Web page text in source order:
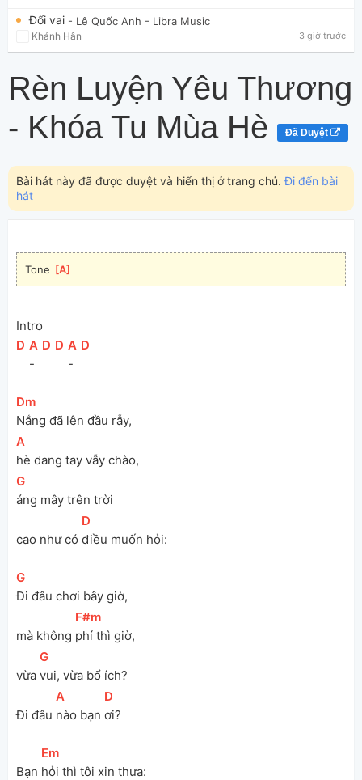
Đổi vai - Lê Quốc Anh - Libra Music
Khánh Hân 3 giờ trước
Rèn Luyện Yêu Thương
- Khóa Tu Mùa Hè
Đã Duyệt
Bài hát này đã được duyệt và hiển thị ở trang chủ.Đi đến bài
hát
Tone [A
Intro
[D ]
[
A ]
-
[D ][D ]
[
A ]
-
[D
[Dm
Nắng đã lên đầu rẫy,
[
A
hè dang tay vẫy chào,
[
G
áng mây trên trời
cao như có
[D
điều muốn hỏi:
[
G
Đi đâu chơi bây giờ,
mà không
[F#m
phí thì giờ,
vừa
[
G
vui, vừa bổ ích?
Đi đâu
[
A
nào bạn
[D
ơi?
Bạn
[Em
hỏi thì tôi xin thưa: